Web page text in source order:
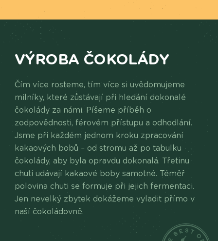
VÝROBA ČOKOLÁDY
Čím více rosteme, tím více si uvědomujeme
milníky, které zůstávají při hledání dokonalé
čokolády za námi. Píšeme příběh o
zodpovědnosti, férovém přístupu a odhodlání.
Jsme při každém jednom kroku zpracování
kakaových bobů – od stromu až po tabulku
čokolády, aby byla opravdu dokonalá. Třetinu
chuti udávají kakaové boby samotné. Téměř
polovina chuti se formuje při jejich fermentaci.
Jen nevelký zbytek dokážeme vyladit přímo v
naší čokoládovně.